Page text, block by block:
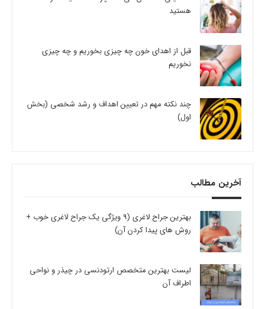
هستید
قبل از اهدای خون چه چیزی بخوریم و چه چیزی
نخوریم
چند نکته مهم در تعیین اهداف و رشد شخصی (بخش
اول)
آخرین مطالب
بهترین جراح لاغری (9 ویژگی یک جراح لاغری خوب +
روش های پیدا کردن آن)
لیست بهترین متخصص ارتودنسی در چیذر و نواحی
اطراف آن